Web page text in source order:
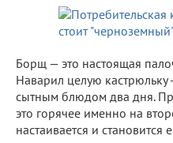
Борщ — это настоящая
Наварил целую кастрюльку
сытным блюдом два дня.
это горячее именно на
настаивается и